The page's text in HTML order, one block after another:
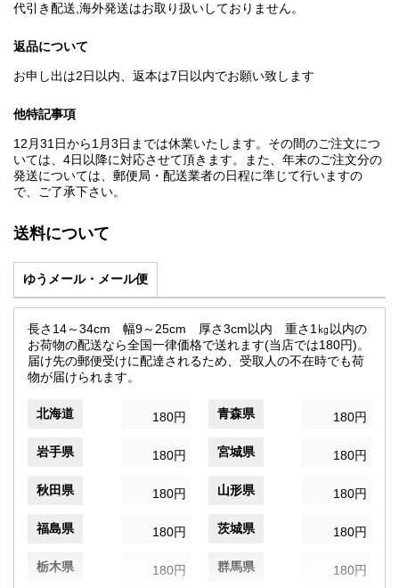
代引き配送,海外発送はお取り扱いしておりません。
返品について
お申し出は2日以内、返本は7日以内でお願い致します
他特記事項
12月31日から1月3日までは休業いたします。その間のご注文につ
いては、4日以降に対応させて頂きます。また、年末のご注文分の
発送については、郵便局・配送業者の日程に準じて行いますの
で、ご了承下さい。
送料について
ゆうメール・メール便
長さ14～34cm 幅9～25cm 厚さ3cm以内 重さ1㎏以内の
お荷物の配送なら全国一律価格で送れます(当店では180円)。
届け先の郵便受けに配達されるため、受取人の不在時でも荷
物が届けられます。
北海道 180円 青森県 180円
岩手県 180円 宮城県 180円
秋田県 180円 山形県 180円
福島県 180円 茨城県 180円
栃木県 180円 群馬県 180円